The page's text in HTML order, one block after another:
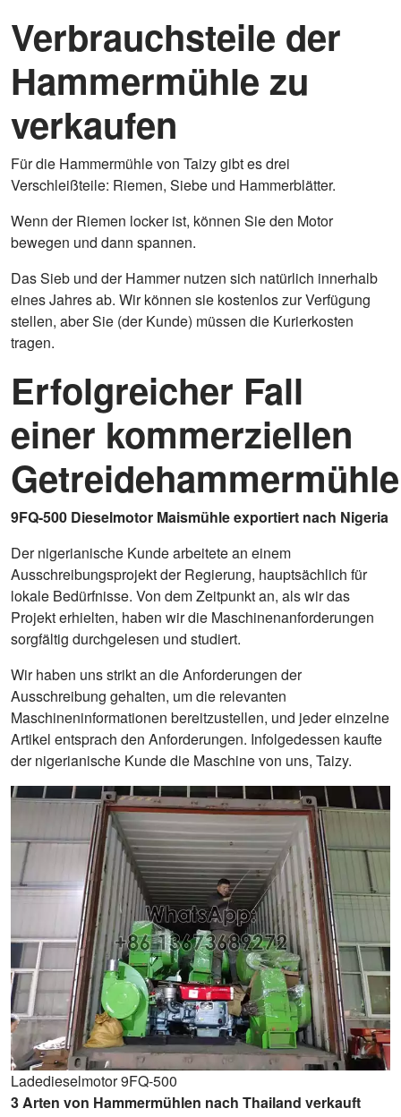
Verbrauchsteile der
Hammermühle zu
verkaufen
Für die Hammermühle von Taizy gibt es drei
Verschleißteile: Riemen, Siebe und Hammerblätter.
Wenn der Riemen locker ist, können Sie den Motor
bewegen und dann spannen.
Das Sieb und der Hammer nutzen sich natürlich innerhalb
eines Jahres ab. Wir können sie kostenlos zur Verfügung
stellen, aber Sie (der Kunde) müssen die Kurierkosten
tragen.
Erfolgreicher Fall
einer kommerziellen
Getreidehammermühle
9FQ-500 Dieselmotor Maismühle exportiert nach Nigeria
Der nigerianische Kunde arbeitete an einem
Ausschreibungsprojekt der Regierung, hauptsächlich für
lokale Bedürfnisse. Von dem Zeitpunkt an, als wir das
Projekt erhielten, haben wir die Maschinenanforderungen
sorgfältig durchgelesen und studiert.
Wir haben uns strikt an die Anforderungen der
Ausschreibung gehalten, um die relevanten
Maschineninformationen bereitzustellen, und jeder einzelne
Artikel entsprach den Anforderungen. Infolgedessen kaufte
der nigerianische Kunde die Maschine von uns, Taizy.
Ladedieselmotor 9FQ-500
3 Arten von Hammermühlen nach Thailand verkauft